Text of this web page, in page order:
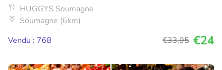
HUGGYS Soumagne
Soumagne (6km)
Vendu : 768
€33,95 €24